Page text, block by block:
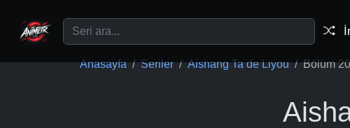
Anasayfa Seriler Aishang Ta de Liyou Bölüm 20